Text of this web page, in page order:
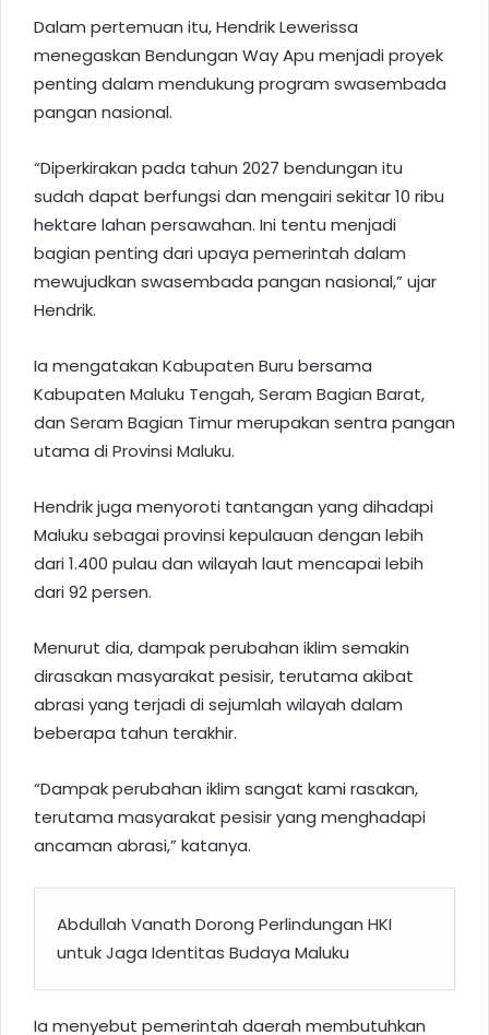
Dalam pertemuan itu, Hendrik Lewerissa
menegaskan Bendungan Way Apu menjadi proyek
penting dalam mendukung program swasembada
pangan nasional.
“Diperkirakan pada tahun 2027 bendungan itu
sudah dapat berfungsi dan mengairi sekitar 10 ribu
hektare lahan persawahan. Ini tentu menjadi
bagian penting dari upaya pemerintah dalam
mewujudkan swasembada pangan nasional,” ujar
Hendrik.
Ia mengatakan Kabupaten Buru bersama
Kabupaten Maluku Tengah,Seram Bagian Barat,
dan Seram Bagian Timurmerupakan sentra pangan
utama diProvinsi Maluku.
Hendrik juga menyoroti tantangan yang dihadapi
Maluku sebagai provinsi kepulauan dengan lebih
dari 1.400 pulau dan wilayah laut mencapai lebih
dari 92 persen.
Menurut dia, dampak perubahan iklim semakin
dirasakan masyarakat pesisir, terutama akibat
abrasi yang terjadi di sejumlah wilayah dalam
beberapa tahun terakhir.
“Dampak perubahan iklim sangat kami rasakan,
terutama masyarakat pesisir yang menghadapi
ancaman abrasi,” katanya.
Abdullah Vanath Dorong Perlindungan HKI
untuk Jaga Identitas Budaya Maluku
Ia menyebut pemerintah daerah membutuhkan